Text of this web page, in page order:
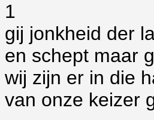
1
gij jonkheid der
en schept maar
wij zijn er in die
van onze keizer